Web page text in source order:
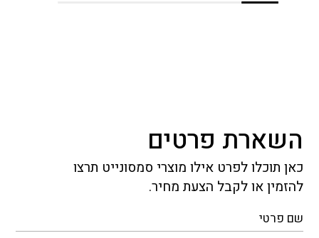
השארת פרטים
כאן תוכלו לפרט אילו מוצרי סמסונייט תרצו
להזמין או לקבל הצעת מחיר.